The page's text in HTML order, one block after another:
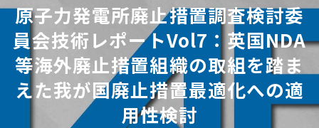
原子力発電所廃止措置調査検討委
員会技術レポートVol7：英国NDA
等海外廃止措置組織の取組を踏ま
えた我が国廃止措置最適化への適
用性検討